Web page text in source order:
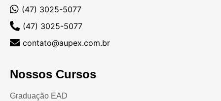
(47) 3025-5077
(47) 3025-5077
contato@aupex.com.br
Nossos Cursos
Graduação EAD